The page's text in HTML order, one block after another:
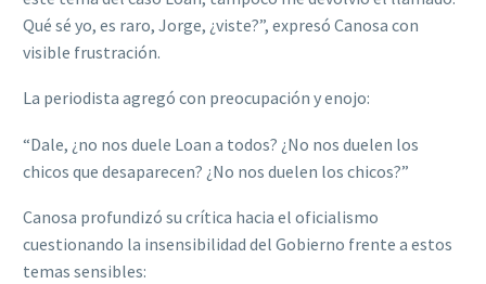
Qué sé yo, es raro, Jorge, ¿viste?”, expresó Canosa con
visible frustración.
La periodista agregó con preocupación y enojo:
“Dale, ¿no nos duele Loan a todos? ¿No nos duelen los
chicos que desaparecen? ¿No nos duelen los chicos?”
Canosa profundizó su crítica hacia el oficialismo
cuestionando la insensibilidad del Gobierno frente a estos
temas sensibles: